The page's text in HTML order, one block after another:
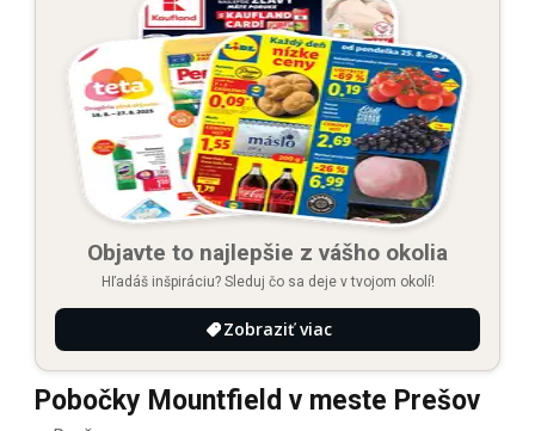
Objavte to najlepšie z vášho okolia
Hľadáš inšpiráciu? Sleduj čo sa deje v tvojom okolí!
Zobraziť viac
Pobočky Mountfield v meste Prešov